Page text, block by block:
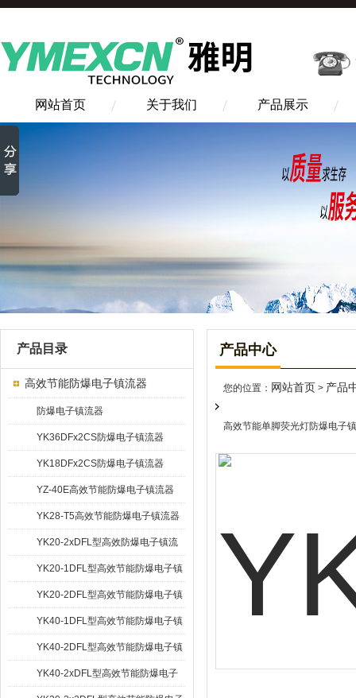
网站首页 关于我们 产品展示
产品目录
高效节能防爆电子镇流器
防爆电子镇流器
YK36DFx2CS防爆电子镇流器
YK18DFx2CS防爆电子镇流器
YZ-40E高效节能防爆电子镇流器
YK28-T5高效节能防爆电子镇流器
YK20-2xDFL型高效防爆电子镇流
器
YK20-1DFL型高效节能防爆电子镇
流器
YK20-2DFL型高效节能防爆电子镇
流器
YK40-1DFL型高效节能防爆电子镇
流器
YK40-2DFL型高效节能防爆电子镇
流器
YK40-2xDFL型高效节能防爆电子
产品中心
您的位置： 网站首页 > 产品
高效节能单脚荧光灯防爆电子